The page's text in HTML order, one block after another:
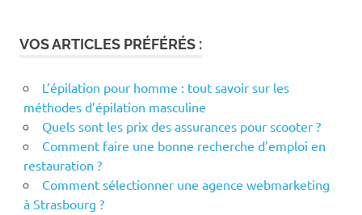
VOS ARTICLES PRÉFÉRÉS :
L’épilation pour homme : tout savoir sur les
méthodes d’épilation masculine
Quels sont les prix des assurances pour scooter ?
Comment faire une bonne recherche d’emploi en
restauration ?
Comment sélectionner une agence webmarketing
à Strasbourg ?